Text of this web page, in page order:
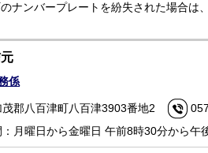
ナンバープレートを紛失された場合は
係
郡八百津町八百津3903番地2
月曜日から金曜日 午前8時30分から